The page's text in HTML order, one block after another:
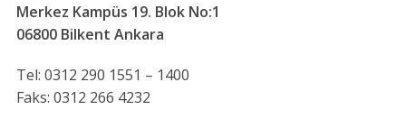
Merkez Kampüs 19. Blok No:1
06800 Bilkent Ankara
Tel: 0312 290 1551 – 1400
Faks: 0312 266 4232